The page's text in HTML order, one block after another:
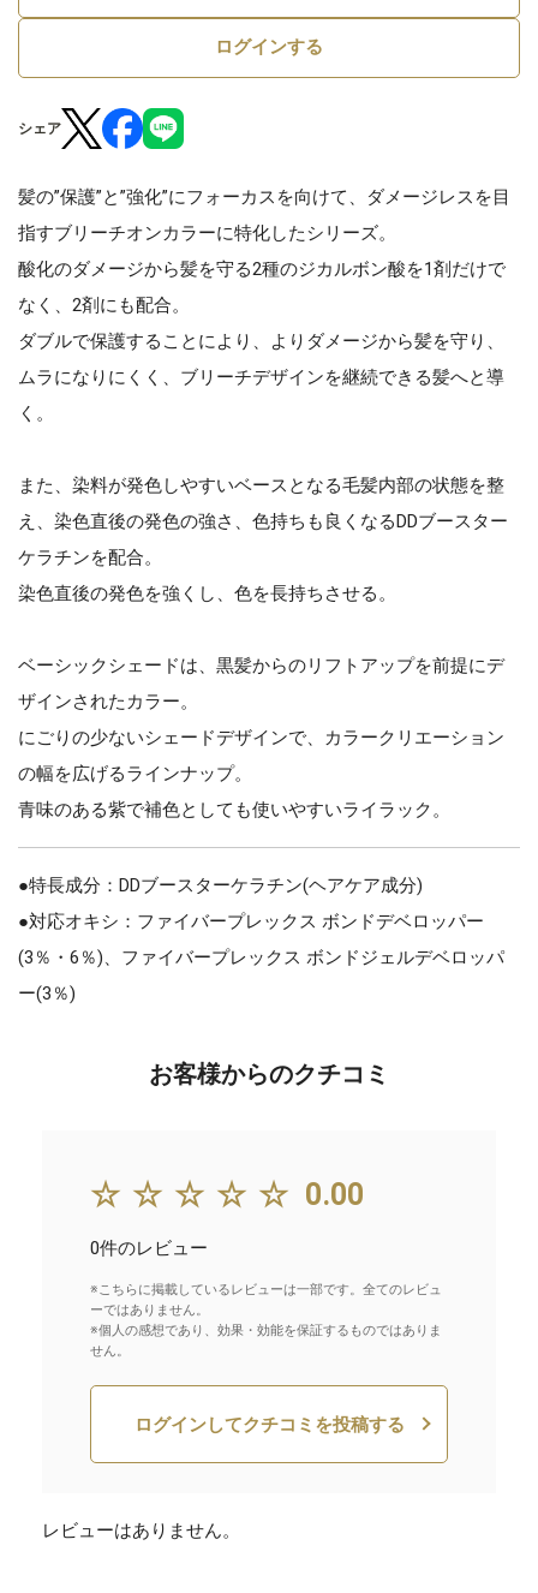
ログインする
シェア
髪の”保護”と”強化”にフォーカスを向けて、ダメージレスを目
指すブリーチオンカラーに特化したシリーズ。
酸化のダメージから髪を守る2種のジカルボン酸を1剤だけで
なく、2剤にも配合。
ダブルで保護することにより、よりダメージから髪を守り、
ムラになりにくく、ブリーチデザインを継続できる髪へと導
く。
また、染料が発色しやすいベースとなる毛髪内部の状態を整
え、染色直後の発色の強さ、色持ちも良くなるDDブースター
ケラチンを配合。
染色直後の発色を強くし、色を長持ちさせる。
ベーシックシェードは、黒髪からのリフトアップを前提にデ
ザインされたカラー。
にごりの少ないシェードデザインで、カラークリエーション
の幅を広げるラインナップ。
青味のある紫で補色としても使いやすいライラック。
●特長成分：DDブースターケラチン(ヘアケア成分)
●対応オキシ：ファイバープレックス ボンドデベロッパー
(3％・6％)、ファイバープレックス ボンドジェルデベロッパ
ー(3％)
お客様からのクチコミ
☆☆☆☆☆ 0.00
0件のレビュー
※こちらに掲載しているレビューは一部です。全てのレビュ
ーではありません。
※個人の感想であり、効果・効能を保証するものではありま
せん。
ログインしてクチコミを投稿する
レビューはありません。